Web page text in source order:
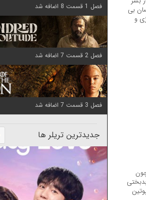
بی
و
فصل 1 قسمت 8 اضافه شد
فصل 2 قسمت 7 اضافه شد
فصل 3 قسمت 7 اضافه شد
جدیدترین تریلر ها